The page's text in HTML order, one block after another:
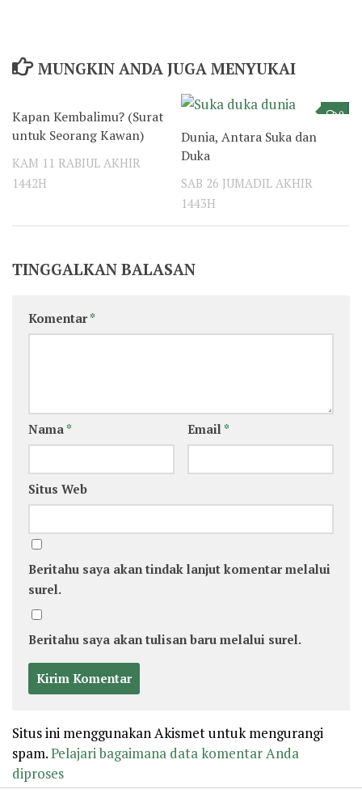
MUNGKIN ANDA JUGA MENYUKAI
Kapan Kembalimu? (Surat
untuk Seorang Kawan)
KAM 11 RABIUL AKHIR
1442H
0
Dunia, Antara Suka dan
Duka
SAB 26 JUMADIL AKHIR
1443H
TINGGALKAN BALASAN
Komentar*
Nama * Email *
Situs Web
Beritahu saya akan tindak lanjut komentar melalui
surel.
Beritahu saya akan tulisan baru melalui surel.
Situs ini menggunakan Akismet untuk mengurangi
spam.Pelajari bagaimana data komentar Anda
diproses